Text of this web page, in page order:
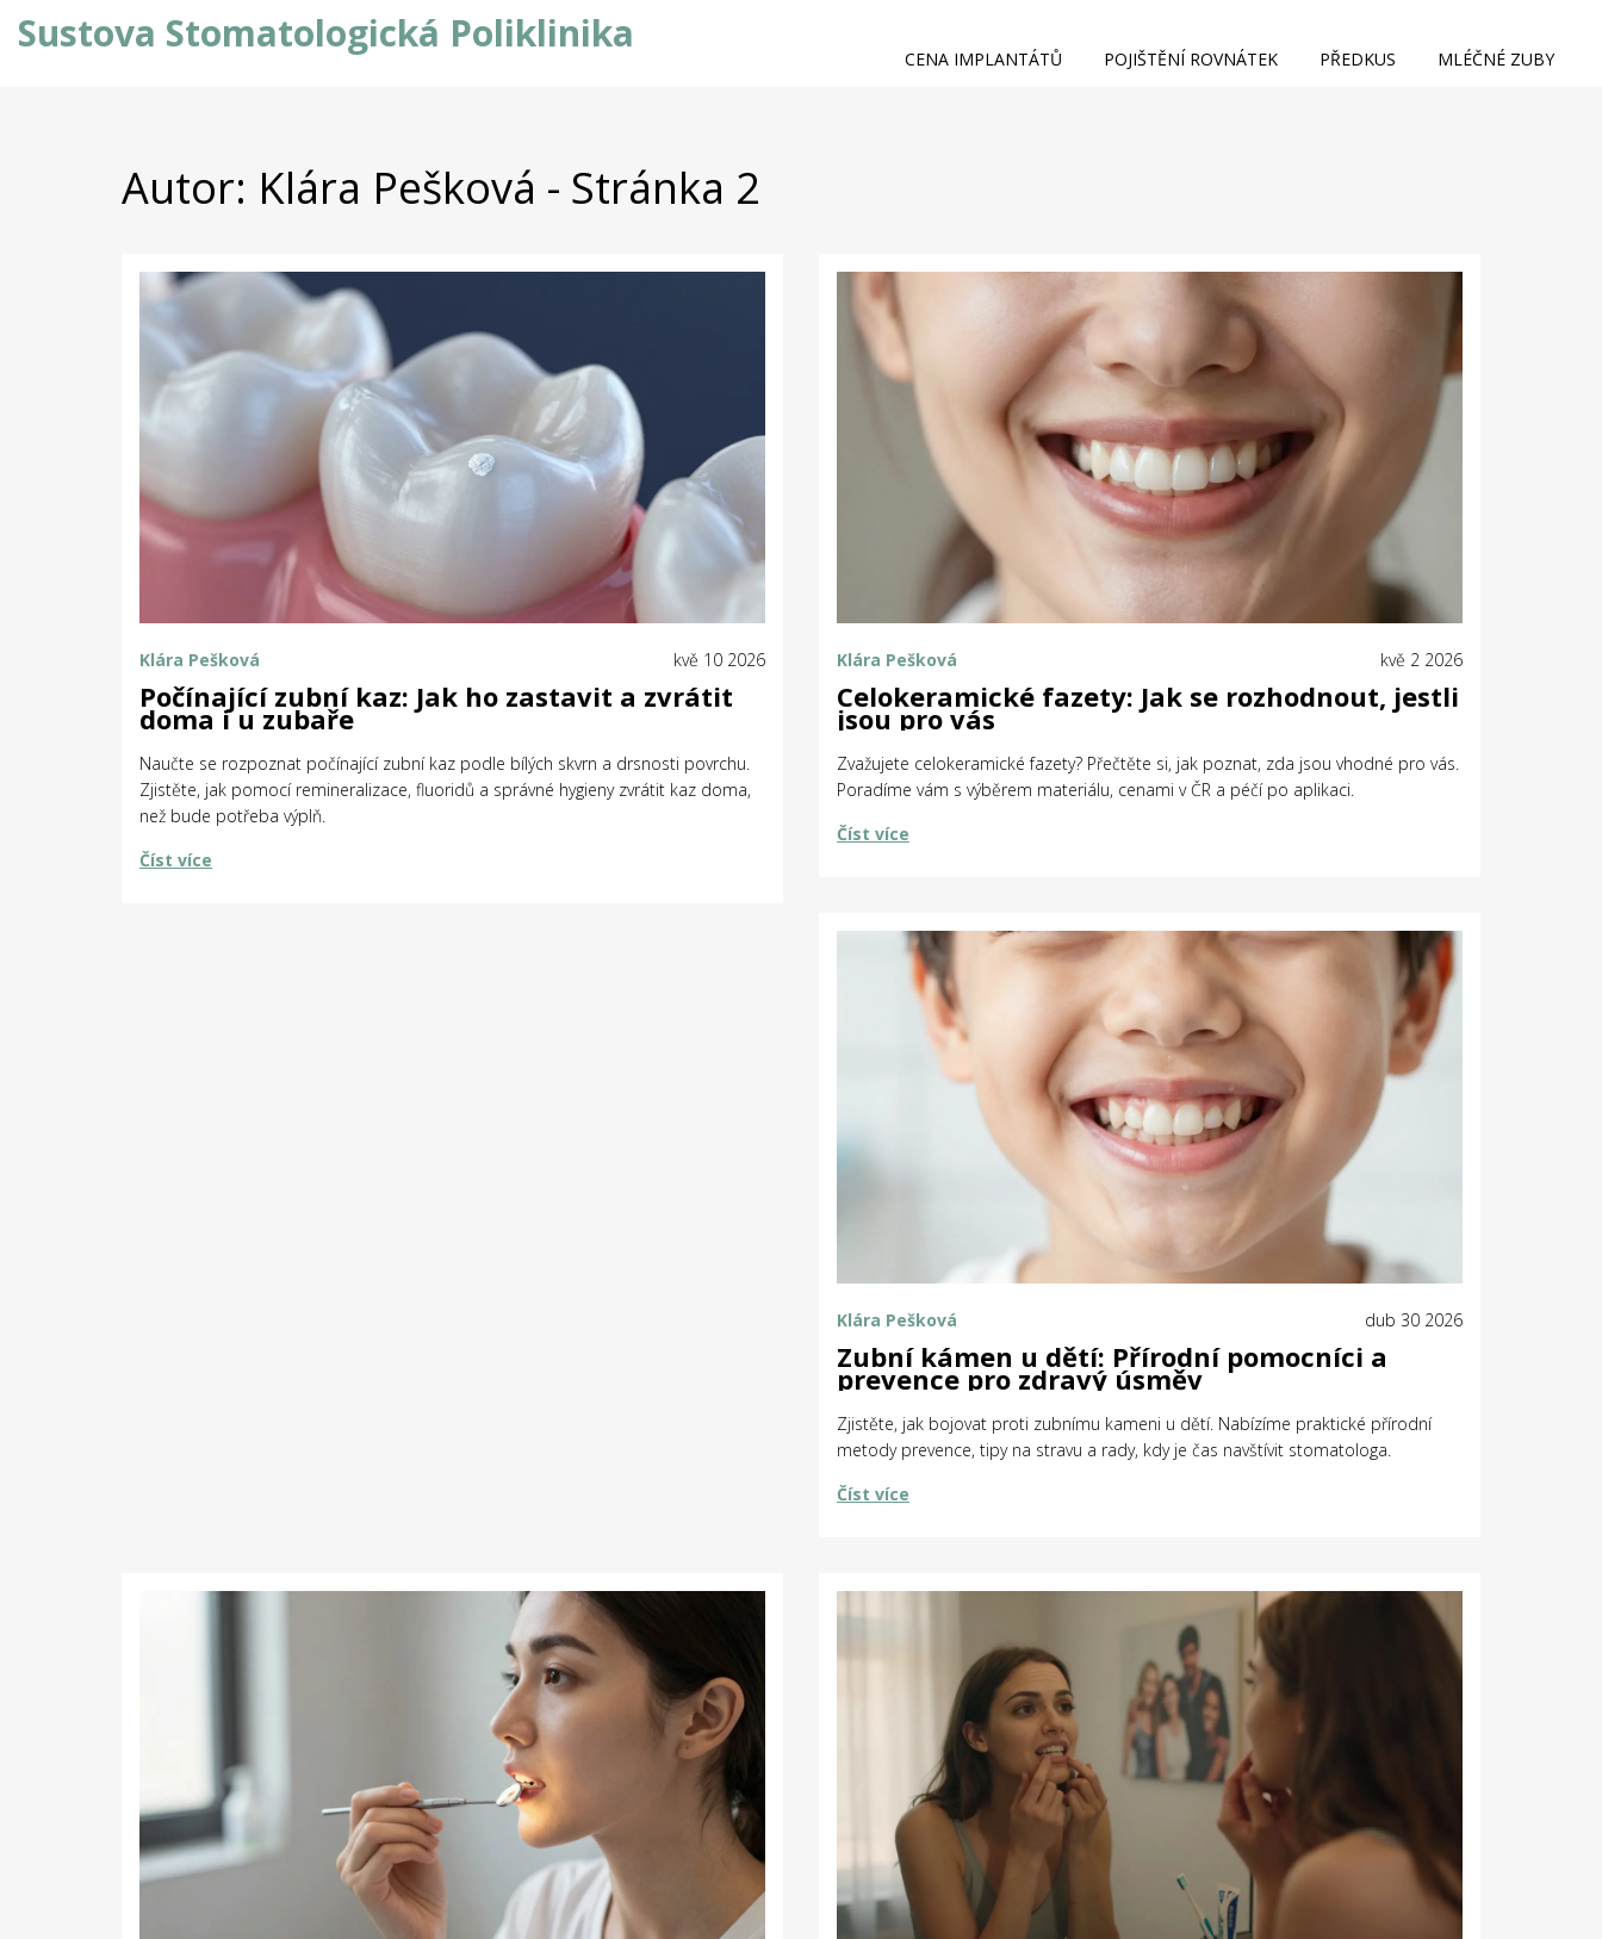
Sustova Stomatologická Poliklinika
CENA IMPLANTÁTŮ POJIŠTĚNÍ ROVNÁTEK PŘEDKUS MLÉČNÉ ZUBY
Autor: Klára Pešková - Stránka 2
Klára Pešková kvě 10 2026
Počínající zubní kaz: Jak ho zastavit a zvrátit
doma i u zubaře
Naučte se rozpoznat počínající zubní kaz podle bílých skvrn a drsnosti povrchu.
Zjistěte, jak pomocí remineralizace, fluoridů a správné hygieny zvrátit kaz doma,
než bude potřeba výplň.
Číst více
Klára Pešková kvě 2 2026
Celokeramické fazety: Jak se rozhodnout, jestli
jsou pro vás
Zvažujete celokeramické fazety? Přečtěte si, jak poznat, zda jsou vhodné pro vás.
Poradíme vám s výběrem materiálu, cenami v ČR a péčí po aplikaci.
Číst více
Klára Pešková dub 30 2026
Zubní kámen u dětí: Přírodní pomocníci a
prevence pro zdravý úsměv
Zjistěte, jak bojovat proti zubnímu kameni u dětí. Nabízíme praktické přírodní
metody prevence, tipy na stravu a rady, kdy je čas navštívit stomatologa.
Číst více